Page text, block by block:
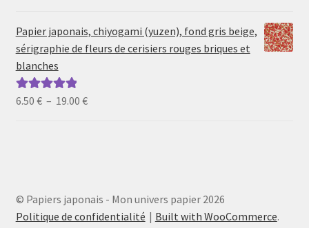
prix :
6.50 €
Papier japonais, chiyogami (yuzen), fond gris beige,
sérigraphie de fleurs de cerisiers rouges briques et
blanches
Note5.00sur
6.50 € – 19.00 €Plage
© Papiers japonais - Mon univers papier 2026
Politique de confidentialité
Built with WooCommerce.